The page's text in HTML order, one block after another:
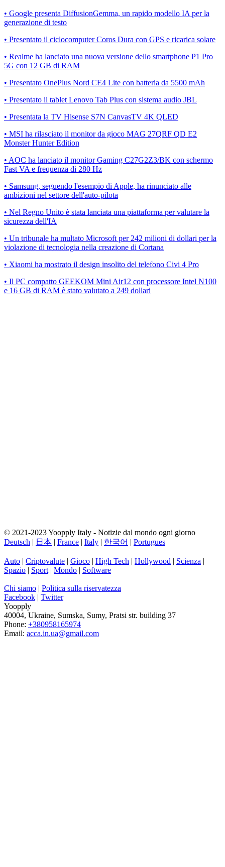
• Google presenta DiffusionGemma, un rapido modello IA per la
generazione di testo
• Presentato il ciclocomputer Coros Dura con GPS e ricarica solare
• Realme ha lanciato una nuova versione dello smartphone P1 Pro
5G con 12 GB di RAM
• Presentato OnePlus Nord CE4 Lite con batteria da 5500 mAh
• Presentato il tablet Lenovo Tab Plus con sistema audio JBL
• Presentata la TV Hisense S7N CanvasTV 4K QLED
• MSI ha rilasciato il monitor da gioco MAG 27QRF QD E2
Monster Hunter Edition
• AOC ha lanciato il monitor Gaming C27G2Z3/BK con schermo
Fast VA e frequenza di 280 Hz
• Samsung, seguendo l'esempio di Apple, ha rinunciato alle
ambizioni nel settore dell'auto-pilota
• Nel Regno Unito è stata lanciata una piattaforma per valutare la
sicurezza dell'IA
• Un tribunale ha multato Microsoft per 242 milioni di dollari per la
violazione di tecnologia nella creazione di Cortana
• Xiaomi ha mostrato il design insolito del telefono Civi 4 Pro
• Il PC compatto GEEKOM Mini Air12 con processore Intel N100
e 16 GB di RAM è stato valutato a 249 dollari
© 2021-2023 Yoopply Italy - Notizie dal mondo ogni giorno
Deutsch | 日本 | France | Italy | 한국어 | Portugues
Auto | Criptovalute | Gioco | High Tech | Hollywood | Scienza |
Spazio | Sport | Mondo | Software
Chi siamo | Politica sulla riservatezza
Facebook | Twitter
Yoopply
40004, Ukraine, Sumska, Sumy, Pratsi str. building 37
Phone: +380958165974
Email: acca.in.ua@gmail.com